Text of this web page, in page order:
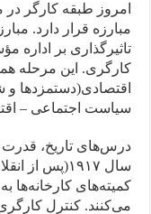
امروز طبقه کارگر در
مبارزه قرار دارد.
تاثیر‌گذاری بر اداره
کارگری. این مرحله
اقتصادی(دستمزدها و
سیاست اجتماعی –
درس‌های تاریخ، قدرت
سال ۱۹۱۷(پس از
کمیته‌های کارخانه‌ها
می‌کنند. کنترل کارگری